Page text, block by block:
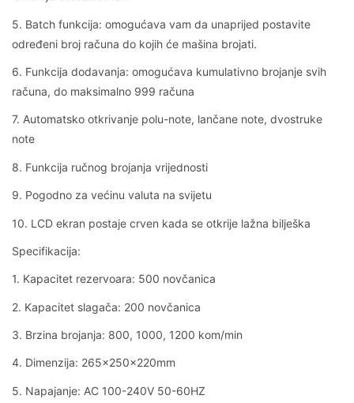
5. Batch funkcija: omogućava vam da unaprijed postavite
određeni broj računa do kojih će mašina brojati.
6. Funkcija dodavanja: omogućava kumulativno brojanje svih
računa, do maksimalno 999 računa
7. Automatsko otkrivanje polu-note, lančane note, dvostruke
note
8. Funkcija ručnog brojanja vrijednosti
9. Pogodno za većinu valuta na svijetu
10. LCD ekran postaje crven kada se otkrije lažna bilješka
Specifikacija:
1. Kapacitet rezervoara: 500 novčanica
2. Kapacitet slagača: 200 novčanica
3. Brzina brojanja: 800, 1000, 1200 kom/min
4. Dimenzija: 265x250x220mm
5. Napajanje: AC 100-240V 50-60HZ